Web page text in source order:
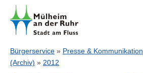
Bürgerservice » Presse & Kommunikation
(Archiv) » 2012